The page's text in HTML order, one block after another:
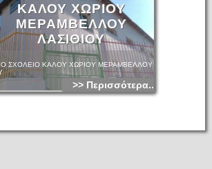
ΚΑΛΟΥ ΧΩΡΙΟΥ
ΜΕΡΑΜΒΕΛΛΟΥ
ΛΑΣΙΘΙΟΥ
ΣΧΟΛΕΙΟ ΚΑΛΟΥ ΧΩΡΙΟΥ ΜΕΡΑΜΒΕΛΛΟΥ
>> Περισσότερα...